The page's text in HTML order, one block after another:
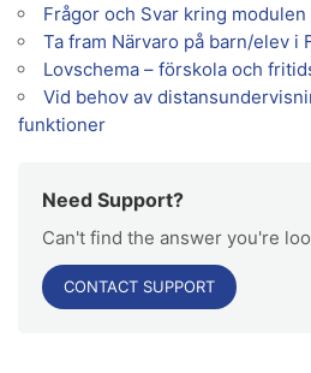
Frågor och Svar kring
Ta fram Närvaro på barn/elev i
Lovschema – förskola och
Vid behov av
funktioner
Need Support?
Can't find the answer you're
CONTACT SUPPORT